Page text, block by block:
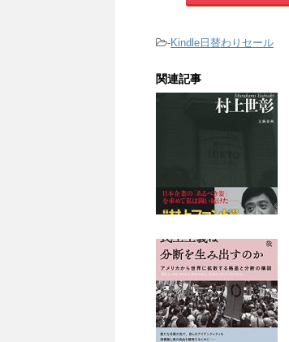
-Kindle日替わりセール
関連記事